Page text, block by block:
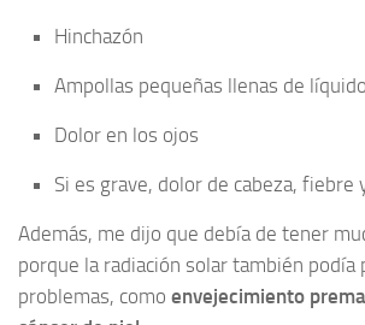
Hinchazón
Ampollas pequeñas llenas de líquido
Dolor en los ojos
Si es grave, dolor de cabeza, fiebre
Además, me dijo que debía de tener
porque la radiación solar también podía
problemas, como envejecimiento